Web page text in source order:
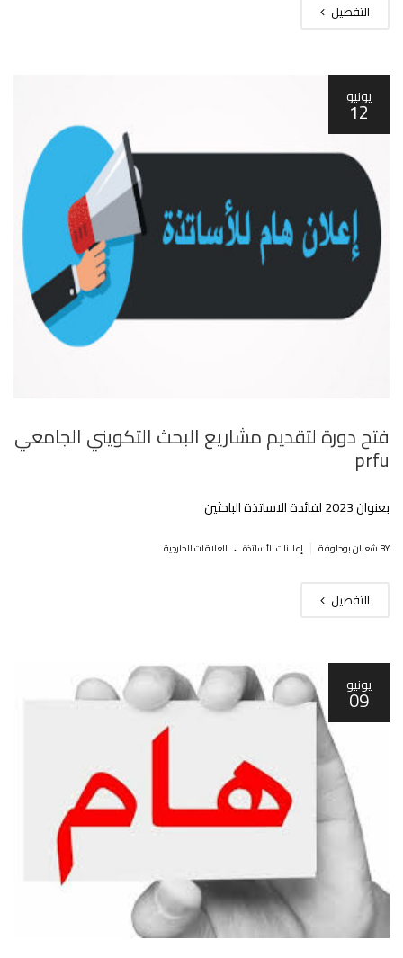
التفصيل
يونيو
12
فتح دورة لتقديم مشاريع البحث التكويني الجامعي
prfu
بعنوان 2023 لفائدة الاساتذة الباحثين‎‎
BY شعبان بوحلوفة إعلانات للأساتذة . العلاقات الخارجية
التفصيل
يونيو
09